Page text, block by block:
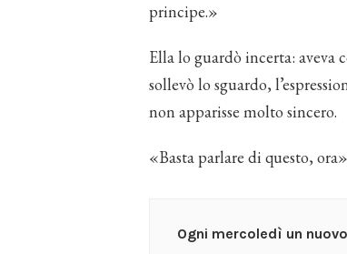
principe.»
Ella lo guardò incerta: aveva
sollevò lo sguardo,
non apparisse molto sincero.
«Basta parlare di questo,
Ogni mercoledì un